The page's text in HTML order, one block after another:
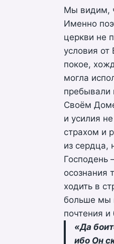
Мы видим,
Именно
церкви не
условия
покое,
могла
пребывали
Своём
и усилия
страхом и
из сердца,
Господень
осознания
ходить в
больше мы
почтения
«Да
ибо Он